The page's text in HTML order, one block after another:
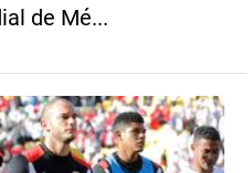
de Mé...